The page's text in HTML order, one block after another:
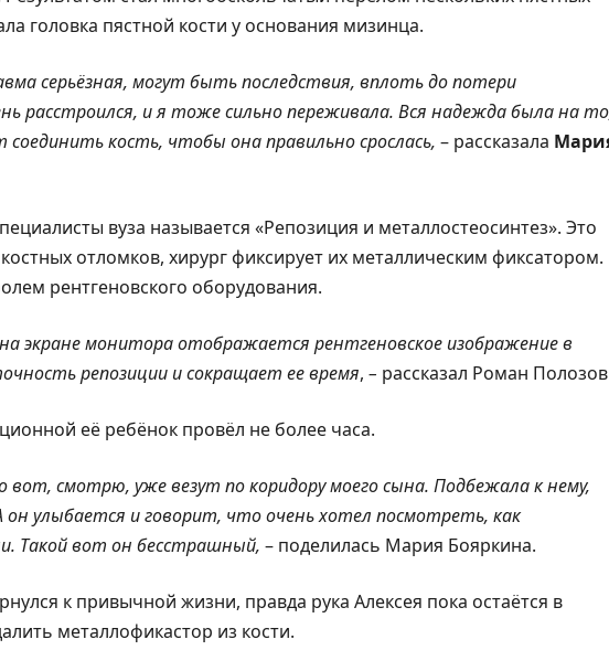
головка пястной кости у основания мизинца.
серьёзная, могут быть последствия, вплоть до потери
расстроился, и я тоже сильно переживала. Вся надежда была на
кость, чтобы она правильно срослась, – рассказала
вуза называется «Репозиция и металлостеосинтез». Это
отломков, хирург фиксирует их металлическим фиксатором.
рентгеновского оборудования.
экране монитора отображается рентгеновское изображение в
репозиции и сокращает ее время, – рассказал Роман
её ребёнок провёл не более часа.
вот, смотрю, уже везут по коридору моего сына. Подбежала к нему,
он улыбается и говорит, что очень хотел посмотреть, как
Такой вот он бесстрашный, – поделилась Мария Бояркина.
к привычной жизни, правда рука Алексея пока остаётся в
металлофикастор из кости.